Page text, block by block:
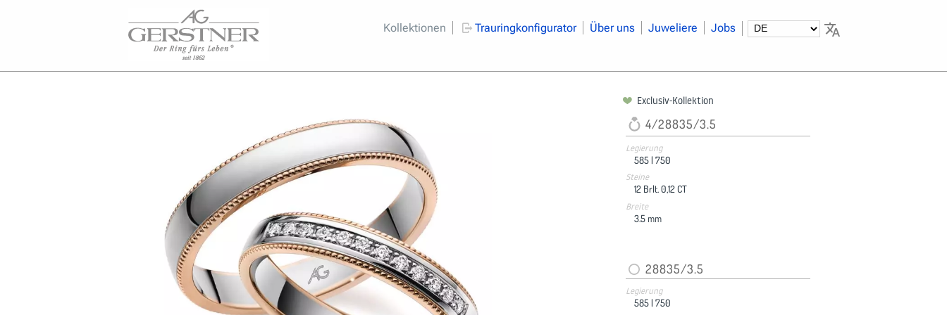
Kollektionen Trauringkonfigurator Über uns Juweliere Jobs
Exclusiv-Kollektion
4/28835/3.5
Legierung
585 | 750
Steine
12 Brlt. 0,12 CT
Breite
3.5 mm
28835/3.5
Legierung
585 | 750